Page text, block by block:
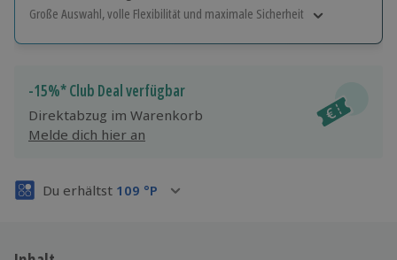
Große Auswahl, volle Flexibilität und maximale Sicherheit
Jeder Gutschein für alle Erlebnisse einlösbar.
Maximale Sicherheit
3 Jahre gültig & verlängerbar.
-15%* Club Deal verfügbar
Direktabzug im Warenkorb
Melde dich hier an
Du erhältst 109 °P